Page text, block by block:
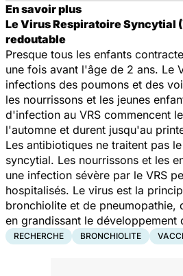
En savoir plus
Le Virus Respiratoire Syncytial
redoutable
Presque tous les enfants
une fois avant l'âge de 2 ans. Le
infections des poumons et des
les nourrissons et les jeunes
d'infection au VRS commencent
l'automne et durent jusqu'au
Les antibiotiques ne traitent pas
syncytial. Les nourrissons et les
une infection sévère par le VRS
hospitalisés. Le virus est la
bronchiolite et de pneumopathie,
en grandissant le développement
RECHERCHE BRONCHIOLITE